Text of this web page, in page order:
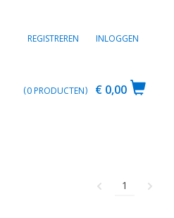
REGISTREREN INLOGGEN
€ 0,00
0PRODUCTEN
1